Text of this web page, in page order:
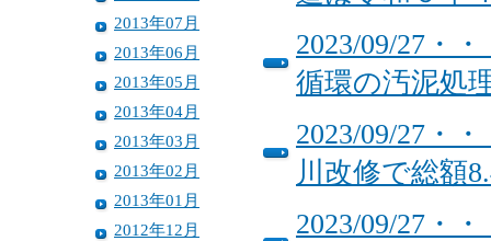
2013年07月
2013年06月
2013年05月
2013年04月
2013年03月
2013年02月
2013年01月
2012年12月
2023/09/27・
循環の汚泥処
2023/09/27・
川改修で総額
2023/09/27・